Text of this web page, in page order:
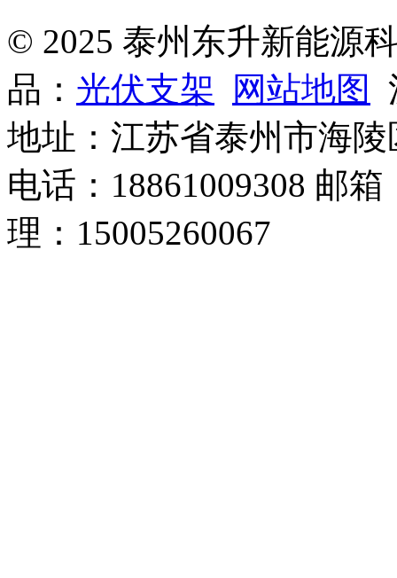
© 2025 泰州东升新能源
品： 光伏支架 网站地图
地址：江苏省泰州市海
电话：18861009308 邮
理：15005260067